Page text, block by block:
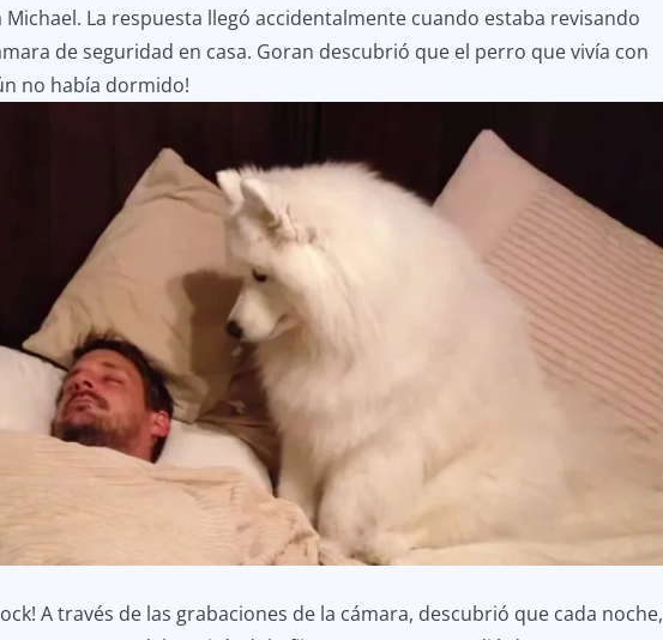
La respuesta llegó accidentalmente cuando estaba revisando
de seguridad en casa. Goran descubrió que el perro que vivía con
no había dormido!
A través de las grabaciones de la cámara, descubrió que cada noche,